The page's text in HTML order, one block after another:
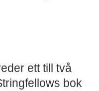
ett till två
bok